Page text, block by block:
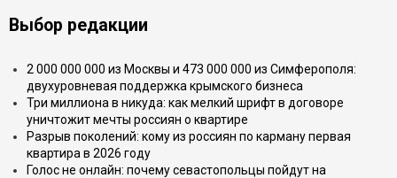
Выбор редакции
2 000 000 000 из Москвы и 473 000 000 из Симферополя:
двухуровневая поддержка крымского бизнеса
Три миллиона в никуда: как мелкий шрифт в договоре
уничтожит мечты россиян о квартире
Разрыв поколений: кому из россиян по карману первая
квартира в 2026 году
Голос не онлайн: почему севастопольцы пойдут на